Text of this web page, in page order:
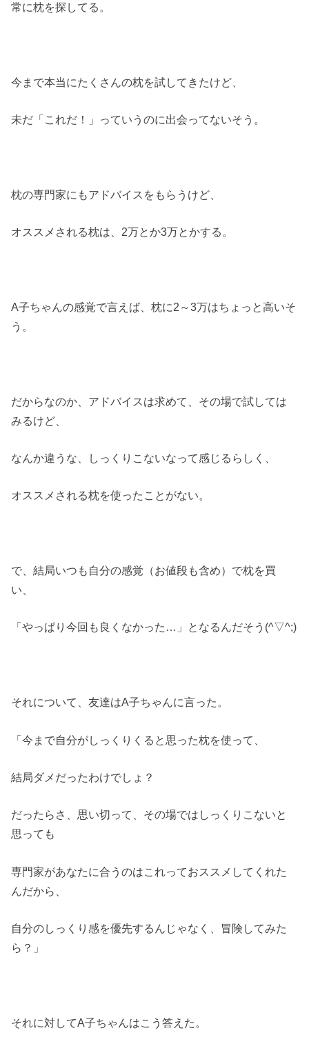
常に枕を探してる。
今まで本当にたくさんの枕を試してきたけど、
未だ「これだ！」っていうのに出会ってないそう。
枕の専門家にもアドバイスをもらうけど、
オススメされる枕は、2万とか3万とかする。
A子ちゃんの感覚で言えば、枕に2～3万はちょっと高いそ
う。
だからなのか、アドバイスは求めて、その場で試しては
みるけど、
なんか違うな、しっくりこないなって感じるらしく、
オススメされる枕を使ったことがない。
で、結局いつも自分の感覚（お値段も含め）で枕を買
い、
「やっぱり今回も良くなかった…」となるんだそう(^▽^;)
それについて、友達はA子ちゃんに言った。
「今まで自分がしっくりくると思った枕を使って、
結局ダメだったわけでしょ？
だったらさ、思い切って、その場ではしっくりこないと
思っても
専門家があなたに合うのはこれっておススメしてくれた
んだから、
自分のしっくり感を優先するんじゃなく、冒険してみた
ら？」
それに対してA子ちゃんはこう答えた。